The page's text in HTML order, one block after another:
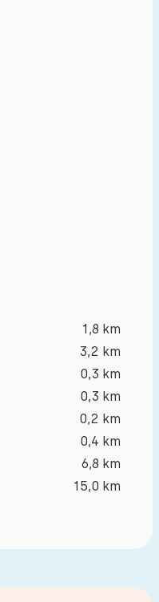
in Häuser
+
+
+
Verwenden
1,8 km
3,2 km
0,3 km
0,3 km
0,2 km
0,4 km
6,8 km
15,0 km